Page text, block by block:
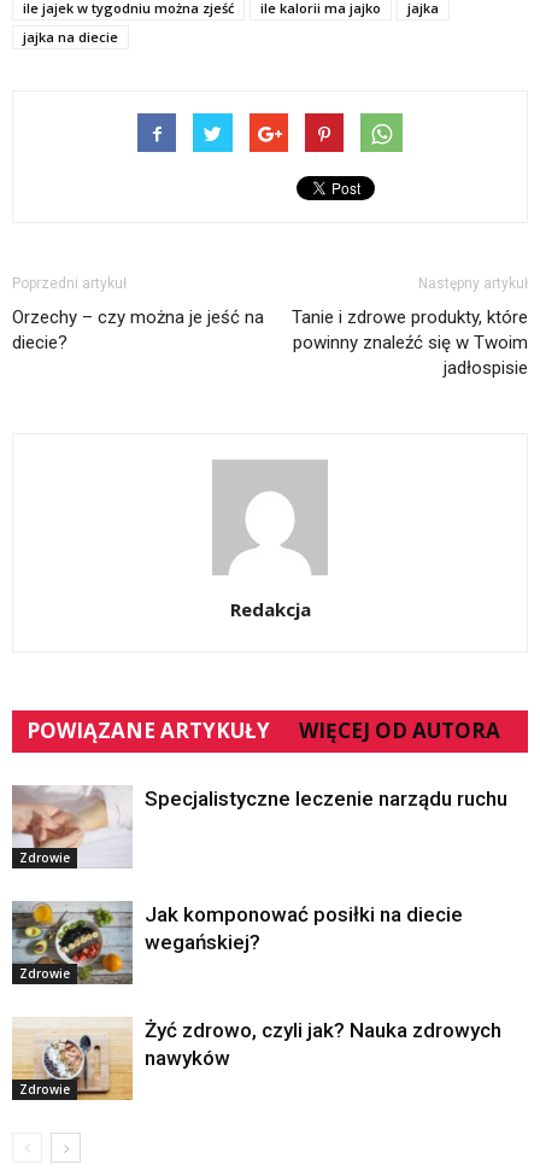
ile jajek w tygodniu można zjeść ile kalorii ma jajko
jajka
jajka na diecie
Poprzedni artykuł
Orzechy – czy można je jeść na
diecie?
Następny artykuł
Tanie i zdrowe produkty, które
powinny znaleźć się w Twoim
jadłospisie
Redakcja
POWIĄZANE ARTYKUŁY WIĘCEJ OD AUTORA
Zdrowie
Specjalistyczne leczenie narządu ruchu
Zdrowie
Jak komponować posiłki na diecie
wegańskiej?
Zdrowie
Żyć zdrowo, czyli jak? Nauka zdrowych
nawyków